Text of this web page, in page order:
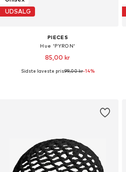
UDSALG
PIECES
Hue 'PYRON'
85,00 kr
Tilgængelige størrelser: 55-60
Sidste laveste pris:99,00 kr-14%